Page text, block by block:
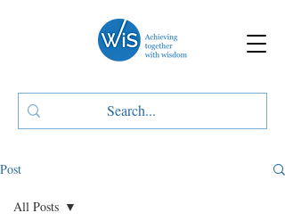
Post
All Posts